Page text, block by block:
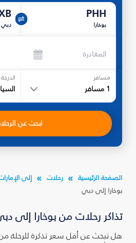
PHH
بوخارا دبي
المغادرة
مسافر
1 مسافر
الدرجة
ابحث عن
الصفحة الرئيسية رحلات
إلى
بوخارا إلى دبي
تذاكر رحلات من بوخارا إلى
هل تبحث عن أقل سعر تذكرة للرحلة